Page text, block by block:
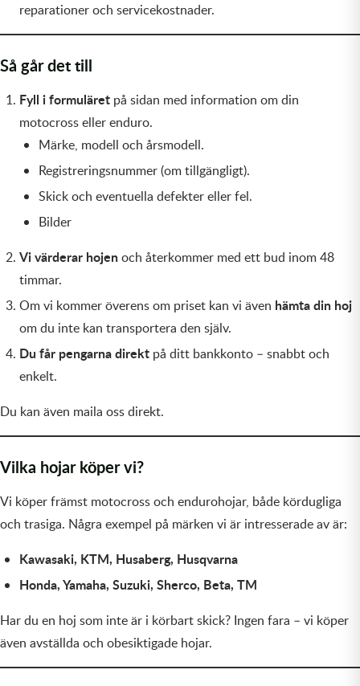
reparationer och servicekostnader.
Så går det till
Fyll i formuläret på sidan med information om din
motocross eller enduro.
Märke, modell och årsmodell.
Registreringsnummer (om tillgängligt).
Skick och eventuella defekter eller fel.
Bilder
Vi värderar hojenoch återkommer med ett bud inom 48
timmar.
Om vi kommer överens om priset kan vi även hämta din hoj
om du inte kan transportera den själv.
Du får pengarna direkt på ditt bankkonto – snabbt och
enkelt.
Du kan även maila oss direkt.
Vilka hojar köper vi?
Vi köper främst motocross och endurohojar, både kördugliga
och trasiga. Några exempel på märken vi är intresserade av är:
Kawasaki, KTM, Husaberg, Husqvarna
Honda, Yamaha, Suzuki, Sherco, Beta, TM
Har du en hoj som inte är i körbart skick? Ingen fara – vi köper
även avställda och obesiktigade hojar.